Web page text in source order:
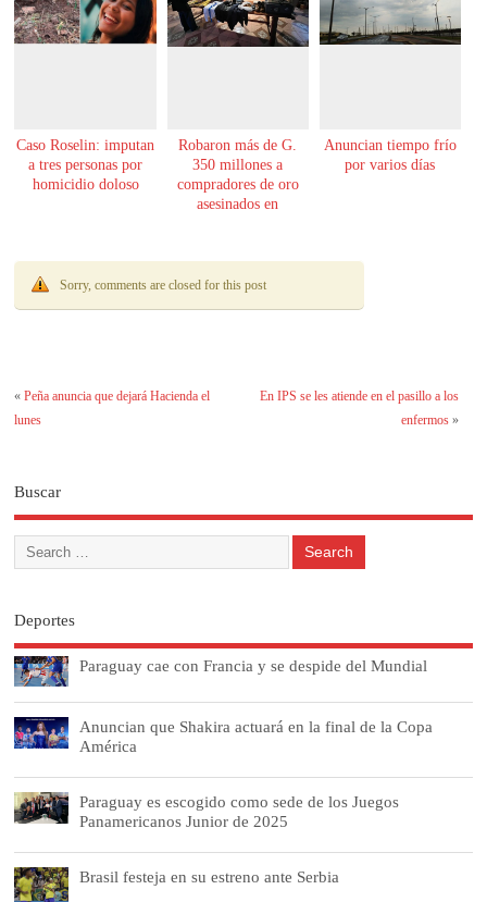
Caso Roselin: imputan
a tres personas por
homicidio doloso
Robaron más de G.
350 millones a
compradores de oro
asesinados en
Anuncian tiempo frío
por varios días
Sorry, comments are closed for this post
«Peña anuncia que dejará Hacienda el
lunes
En IPS se les atiende en el pasillo a los
enfermos»
Buscar
Deportes
Paraguay cae con Francia y se despide del Mundial
Anuncian que Shakira actuará en la final de la Copa
América
Paraguay es escogido como sede de los Juegos
Panamericanos Junior de 2025
Brasil festeja en su estreno ante Serbia